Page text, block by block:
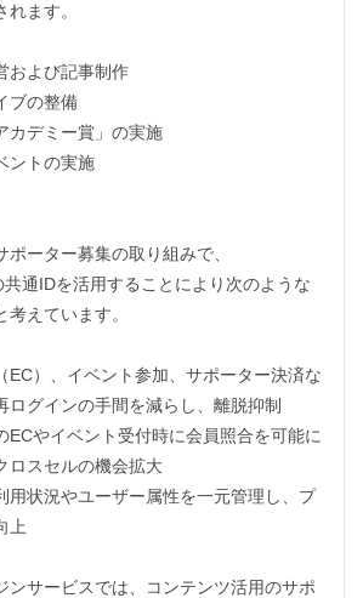
ます。
および記事制作
ブの整備
カデミー賞」の実施
ントの実施
ポーター募集の取り組みで、
共通IDを活用することにより次のような
えています。
EC）、イベント参加、サポーター決済な
ログインの手間を減らし、離脱抑制
ECやイベント受付時に会員照合を可能に
ロスセルの機会拡大
用状況やユーザー属性を一元管理し、プ
上
ンサービスでは、コンテンツ活用のサポ